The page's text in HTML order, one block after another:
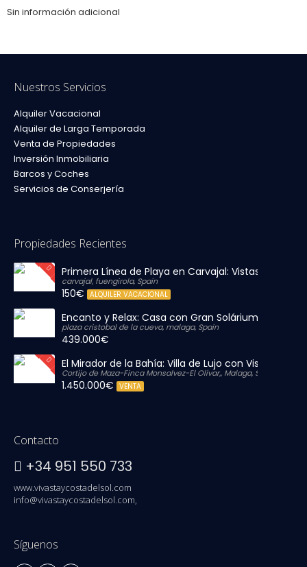
Sin información adicional
Nuestros Servicios
Alquiler Vacacional
Alquiler de Larga Temporada
Venta de Propiedades
Inversión Inmobiliaria
Barcos y Coches
Servicios de Conserjería
Propiedades Recientes
Primera Línea de Playa en Carvajal: Vistas al Mar y
carvajal, fuengirola, Spain
150€ ALQUILER VACACIONAL
Encanto y Relax: Casa con Gran Solárium Privado
plaza cristobal de la cueva, malaga, Spain
439.000€
El Mirador de la Bahía: Villa de Lujo con Vistas
Cortijo de Maza-Finca Monsalvez-El Olivar,, Malaga, Spain
1.450.000€ VENTA
Contacto
+34 951 550 733
www.vivastaycostadelsol.com
info@vivastaycostadelsol.com,
Síguenos